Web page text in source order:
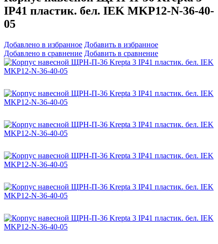
IP41 пластик. бел. IEK MKP12-N-36-40-
05
Добавлено в избранное Добавить в избранное
Добавлено в сравнение Добавить в сравнение